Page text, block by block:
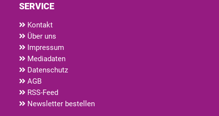
SERVICE
Kontakt
Über uns
Impressum
Mediadaten
Datenschutz
AGB
RSS-Feed
Newsletter bestellen